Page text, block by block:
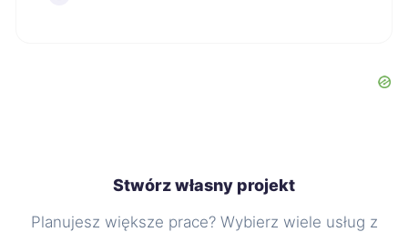
Stwórz własny projekt
Planujesz większe prace? Wybierz wiele usług z